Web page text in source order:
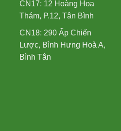
CN17: 12 Hoàng Hoa
Thám, P.12, Tân Bình
CN18: 290 Ấp Chiến
Lược, Bình Hưng Hoà A,
Bình Tân